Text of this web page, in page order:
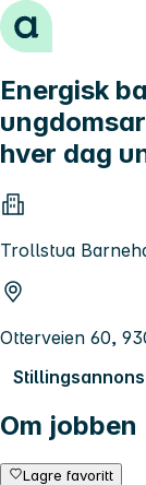
Hopp til innhold
Energisk
hver dag
Trollstua
Otterveien 60,
Om jobben
Lagre favoritt